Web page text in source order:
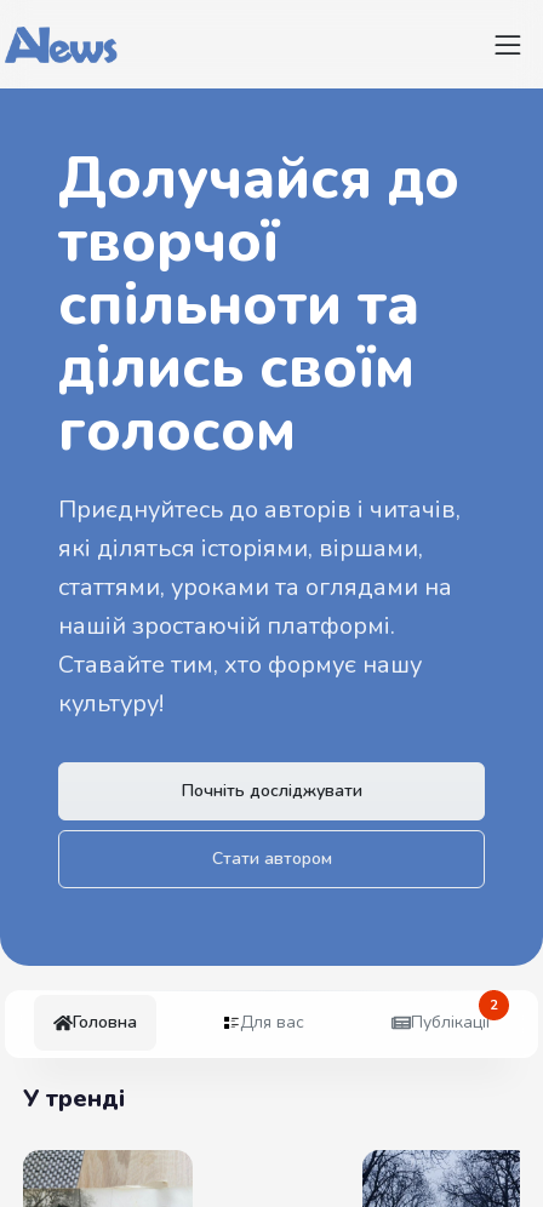
Долучайся до
творчої
спільноти та
ділись своїм
голосом
Приєднуйтесь до авторів і читачів,
які діляться історіями, віршами,
статтями, уроками та оглядами на
нашій зростаючій платформі.
Ставайте тим, хто формує нашу
культуру!
Почніть досліджувати
Стати автором
Головна Для вас Публікації
2
У тренді